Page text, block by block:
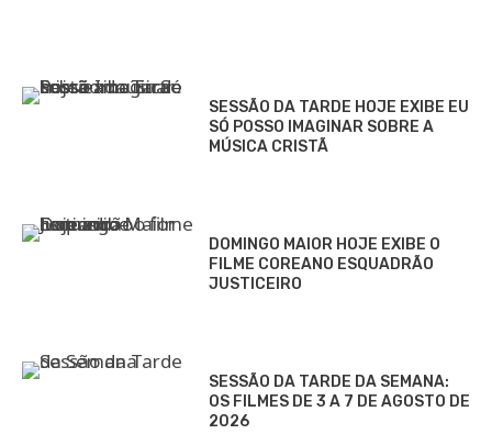
SESSÃO DA TARDE HOJE EXIBE EU
SÓ POSSO IMAGINAR SOBRE A
MÚSICA CRISTÃ
DOMINGO MAIOR HOJE EXIBE O
FILME COREANO ESQUADRÃO
JUSTICEIRO
SESSÃO DA TARDE DA SEMANA:
OS FILMES DE 3 A 7 DE AGOSTO DE
2026